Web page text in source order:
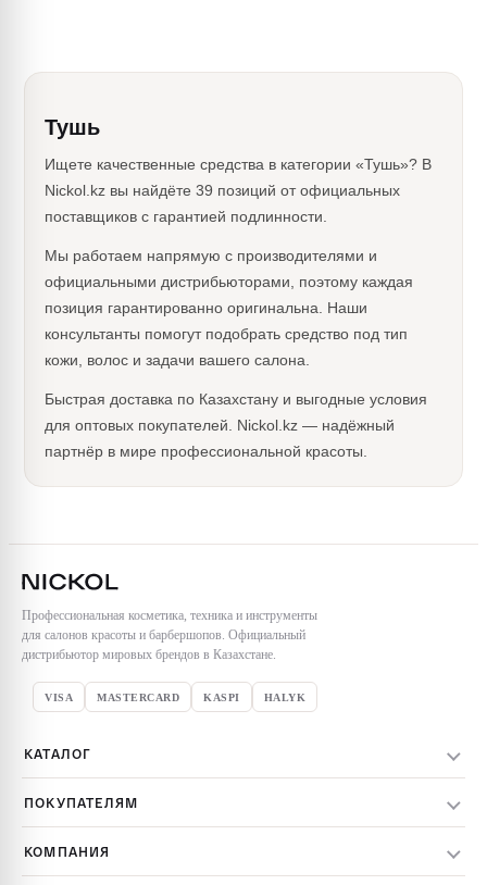
Тушь
Ищете качественные средства в категории «Тушь»? В
Nickol.kz вы найдёте 39 позиций от официальных
поставщиков с гарантией подлинности.
Мы работаем напрямую с производителями и
официальными дистрибьюторами, поэтому каждая
позиция гарантированно оригинальна. Наши
консультанты помогут подобрать средство под тип
кожи, волос и задачи вашего салона.
Быстрая доставка по Казахстану и выгодные условия
для оптовых покупателей. Nickol.kz — надёжный
партнёр в мире профессиональной красоты.
Профессиональная косметика, техника и инструменты
для салонов красоты и барбершопов. Официальный
дистрибьютор мировых брендов в Казахстане.
VISA MASTERCARD KASPI HALYK
КАТАЛОГ
Уход за волосами
Техника и инструменты
ПОКУПАТЕЛЯМ
КОМПАНИЯ